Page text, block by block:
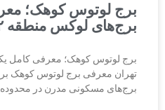
برج لوتوس کوهک؛
برج‌های لوکس منطقه ۲۲ تهران
تهران معرفی برج لوتوس کوهک
برج‌های مسکونی مدرن در محدوده کوهک